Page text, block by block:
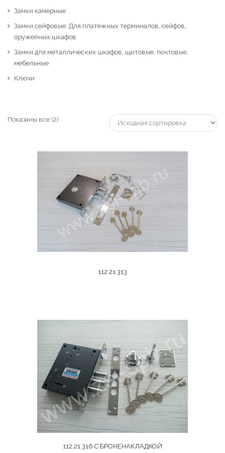
Замки камерные
Замки сейфовые. Для платежных терминалов, сейфов,
оружейных шкафов
Замки для металлических шкафов, щитовые, почтовые,
мебельные
Ключи
Показаны все (2)
112.21.313
Подробнее
112.21.316 С БРОНЕНАКЛАДКОЙ